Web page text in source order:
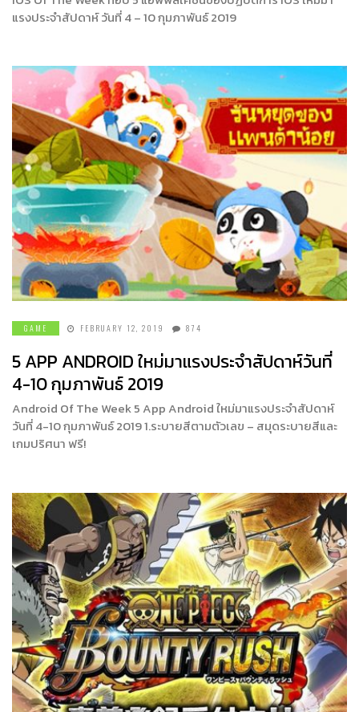
แรงประจำสัปดาห์ วันที่ 4 – 10 กุมภาพันธ์ 2019
GAME FEBRUARY 12, 2019 874
5 APP ANDROID ใหม่มาแรงประจำสัปดาห์วันที่
4-10 กุมภาพันธ์ 2019
Android Of The Week 5 App Android ใหม่มาแรงประจำสัปดาห์
วันที่ 4-10 กุมภาพันธ์ 2019 1.ระบายสีตามตัวเลข – สมุดระบายสีและ
เกมปริศนา ฟรี!